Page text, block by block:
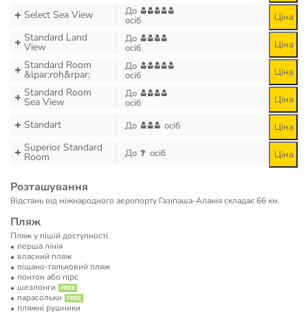
Select Sea View До
осіб Ціна
Standard Land
View
До
осіб Ціна
Standard Room
&lpar;roh&rpar;
До
осіб Ціна
Standard Room
Sea View
До
осіб Ціна
Standart До осіб Ціна
Superior Standard
Room До осіб Ціна
Розташування
Відстань від міжнародного аеропорту Газіпаша-Аланія складає 66 км.
Пляж
Пляж у пішій доступності.
перша лінія
власний пляж
піщано-гальковий пляж
понтон або пірс
шезлонги
парасольки
пляжні рушники